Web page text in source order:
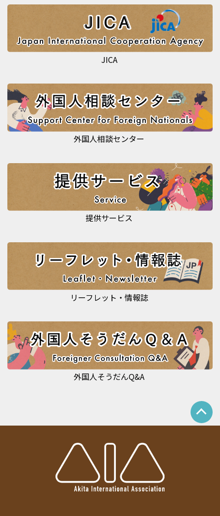
JICA
外国人相談センター
提供サービス
リーフレット・情報誌
外国人そうだんQ&A